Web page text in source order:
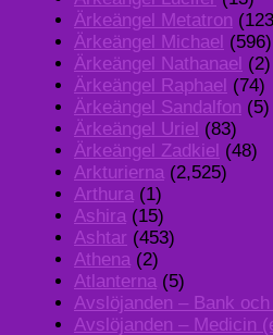
Ärkeängel Metatron
Ärkeängel Michael (596)
Ärkeängel Nathanael (2)
Ärkeängel Raphael (74)
Ärkeängel Sandalfon (5)
Ärkeängel Uriel (83)
Ärkeängel Zadkiel (48)
Arkturierna (2,525)
Arthura (1)
Ashira (15)
Ashtar (453)
Athena (2)
Atlanterna (5)
Avslöjanden – Bank
Avslöjanden – Medicin